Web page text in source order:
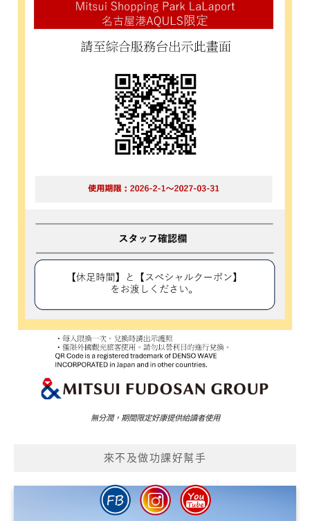
無分潤，期間限定好康提供給讀者使用
來不及做功課好幫手